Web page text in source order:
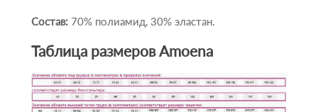
Состав: 70% полиамид, 30% эластан.
Таблица размеров Amoena